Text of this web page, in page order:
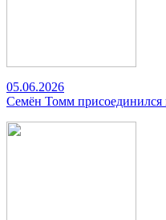
05.06.2026
Семён Томм присоединился